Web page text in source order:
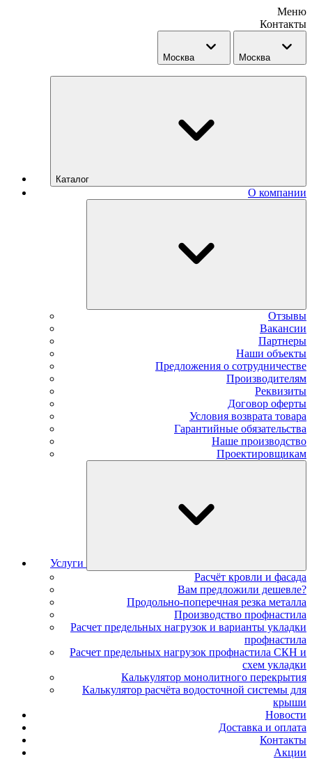
Меню
Контакты
Москва Москва
Каталог
О компании
Отзывы
Вакансии
Партнеры
Наши объекты
Предложения о сотрудничестве
Производителям
Реквизиты
Договор оферты
Условия возврата товара
Гарантийные обязательства
Наше производство
Проектировщикам
Услуги
Расчёт кровли и фасада
Вам предложили дешевле?
Продольно-поперечная резка металла
Производство профнастила
Расчет предельных нагрузок и варианты укладки
профнастила
Расчет предельных нагрузок профнастила СКН и
схем укладки
Калькулятор монолитного перекрытия
Калькулятор расчёта водосточной системы для
крыши
Новости
Доставка и оплата
Контакты
Акции